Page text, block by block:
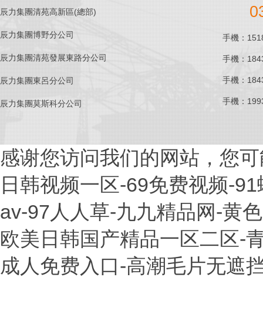
辰力集團清苑高新區(總部)
辰力集團博野分公司
辰力集團清苑發展東路分公司
辰力集團東呂分公司
辰力集團莫斯科分公司
手機：
手機：
手機：
手機：
感谢您访问我们的网站，您
日韩视频一区-69免费视频-
av-97人人草-九九精品网-黄
欧美日韩国产精品一区二区-
成人免费入口-高潮毛片无遮